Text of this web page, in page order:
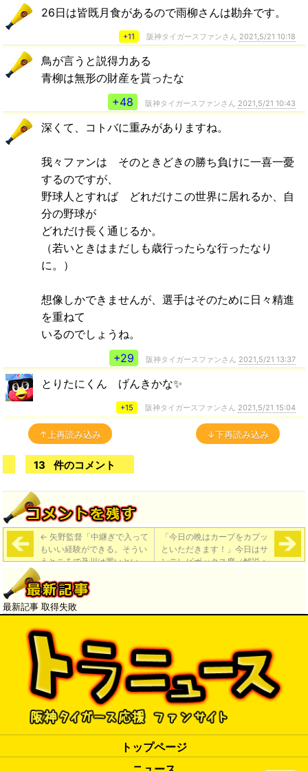
26日は皆既月食があるので雨柳さんは勘弁です。
+11 阪神タイガースファンさん 2021,5/21 10:18
鳥が言うと説得力ある
青柳は無形の財産を貰ったな
+48
阪神タイガースファンさん 2021,5/21 10:43
深くて、コトバに重みがありますね。
我々ファンは そのときどきの勝ち負けに一喜一憂
するのですが、
野球人とすれば どれだけこの世界に居れるか、自
分の野球が
どれだけ長く通じるか。
（若いときはまだしも歳行ったらな行ったなり
に。）
想像しかできませんが、選手はそのために日々精進
を重ねて
いるのでしょうね。
+29
阪神タイガースファンさん 2021,5/21 13:37
とりたにくん げんきかな✨
+15 阪神タイガースファンさん 2021,5/21 15:04
↑上再読み込み ↓下再読み込み
13 件のコメント
← 矢野監督「中継ぎで入って
もいい経験ができる。そうい
うところで及川は置いとい
て」
「今日の晩はカープをカプッ
といただきます！」今日はサ
ンテレビボックス席（解説：
最新記事 取得失敗
トップページ